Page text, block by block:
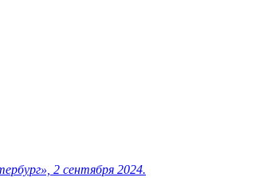
2 сентября 2024.